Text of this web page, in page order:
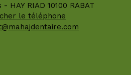
- HAY RIAD 10100 RABAT
le téléphone